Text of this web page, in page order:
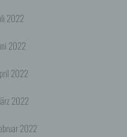
2022
2022
2022
2022
2022
oder